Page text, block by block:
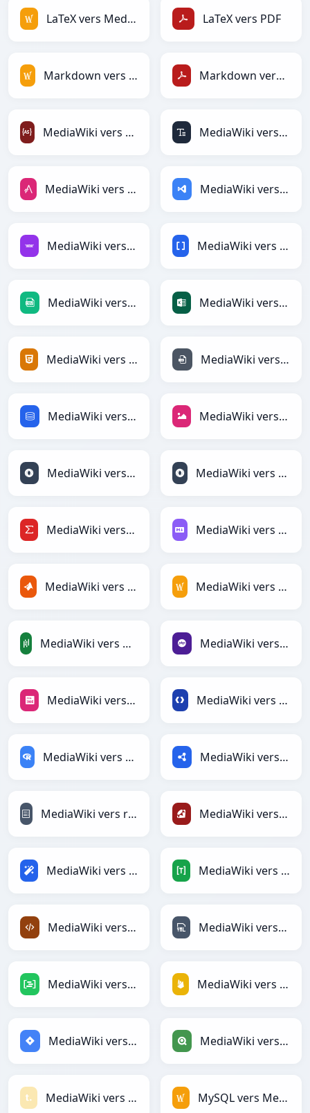
LaTeX vers MediaWiki LaTeX vers PDF
Markdown vers MediaWiki Markdown vers PDF
MediaWiki vers ActionScript MediaWiki vers ASCII
MediaWiki vers AsciiDoc MediaWiki vers ASP
MediaWiki vers Avro MediaWiki vers BBCode
MediaWiki vers CSV MediaWiki vers Excel
MediaWiki vers HTML MediaWiki vers INI
MediaWiki vers SQL MediaWiki vers JPEG
MediaWiki vers JSON MediaWiki vers JSONLines
MediaWiki vers LaTeX MediaWiki vers Markdown
MediaWiki vers MATLAB MediaWiki vers MediaWiki
MediaWiki vers PandasDataFrame MediaWiki vers PHP
MediaWiki vers PNG MediaWiki vers Protobuf
MediaWiki vers RDataFrame MediaWiki vers RDF
MediaWiki vers reStructuredText MediaWiki vers Ruby
MediaWiki vers Magic MediaWiki vers TOML
MediaWiki vers XML MediaWiki vers YAML
MediaWiki vers DAX MediaWiki vers Firebase
MediaWiki vers Jira MediaWiki vers Qlik
MediaWiki vers Textile MySQL vers MediaWiki